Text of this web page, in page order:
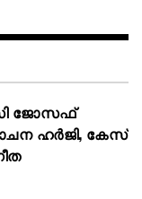
സി ജോസഫ്
ഹർജി, കേസ്